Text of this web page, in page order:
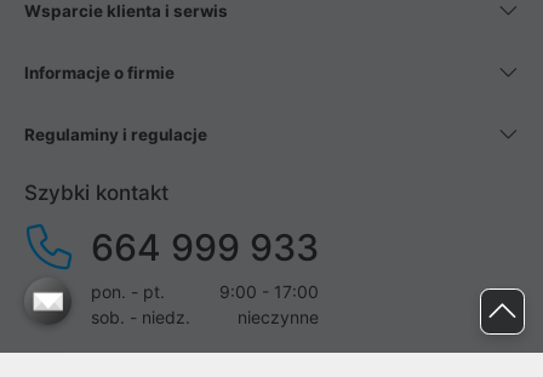
Wsparcie klienta i serwis
Informacje o firmie
Regulaminy i regulacje
Szybki kontakt
664 999 933
pon. - pt.
9:00 - 17:00
sob. - niedz.
nieczynne